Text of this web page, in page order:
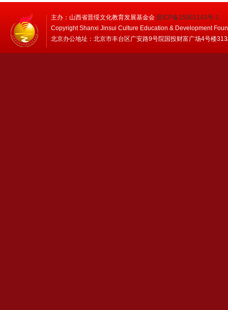
主办：山西省晋绥文化教育发展基金会 晋ICP备15001143号-1
Copyright Shanxi Jinsui Culture Education & Development
北京办公地址：北京市丰台区广安路9号院国投财富广场4号楼